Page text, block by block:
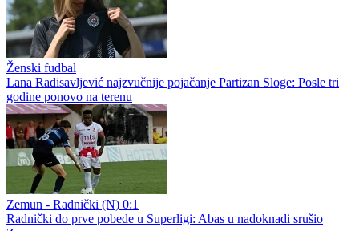
Ženski fudbal
Lana Radisavljević najzvučnije pojačanje Partizan Sloge: Posle tri
godine ponovo na terenu
Zemun - Radnički (N) 0:1
Radnički do prve pobede u Superligi: Abas u nadoknadi srušio